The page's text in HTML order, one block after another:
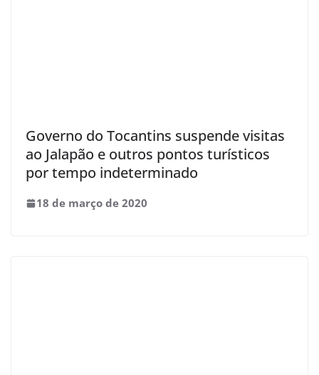
Governo do Tocantins suspende visitas
ao Jalapão e outros pontos turísticos
por tempo indeterminado
18 de março de 2020